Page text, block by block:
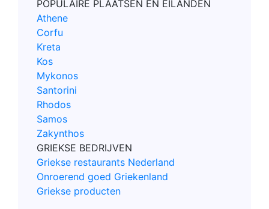
POPULAIRE PLAATSEN EN EILANDEN
Athene
Corfu
Kreta
Kos
Mykonos
Santorini
Rhodos
Samos
Zakynthos
GRIEKSE BEDRIJVEN
Griekse restaurants Nederland
Onroerend goed Griekenland
Griekse producten